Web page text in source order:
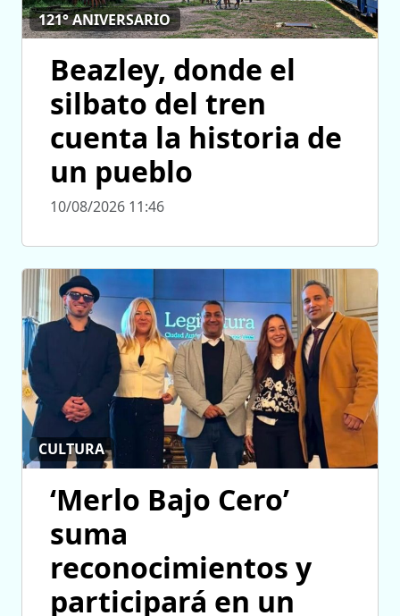
121° ANIVERSARIO
Beazley, donde el
silbato del tren
cuenta la historia de
un pueblo
10/08/2026 11:46
CULTURA
‘Merlo Bajo Cero’
suma
reconocimientos y
participará en un